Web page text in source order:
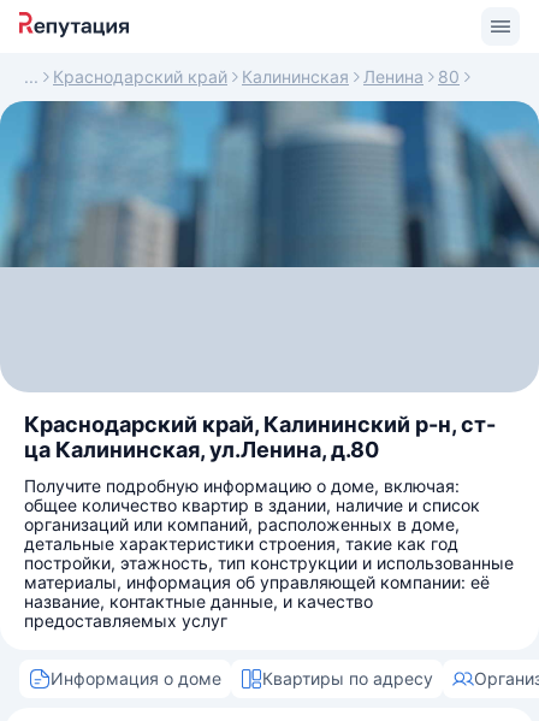
Краснодарский край Калининская Ленина 80
Краснодарский край, Калининский р-н, ст-
ца Калининская, ул.Ленина, д.80
Получите подробную информацию о доме, включая:
общее количество квартир в здании, наличие и список
организаций или компаний, расположенных в доме,
детальные характеристики строения, такие как год
постройки, этажность, тип конструкции и использованные
материалы, информация об управляющей компании: её
название, контактные данные, и качество
предоставляемых услуг
Информация о доме Квартиры по адресу